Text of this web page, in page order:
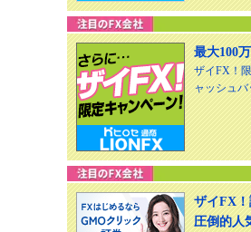
最大100
ザイFX！
ャッシュバ
ザイFX
圧倒的人